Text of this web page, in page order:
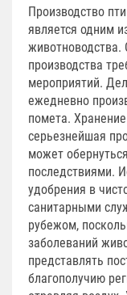
Производство
является одним
производства
мероприятий.
ежедневно
помета.
серьезнейшая
может
последствиями.
удобрения в
санитарными
рубежом,
заболеваний
представлять
благополучию